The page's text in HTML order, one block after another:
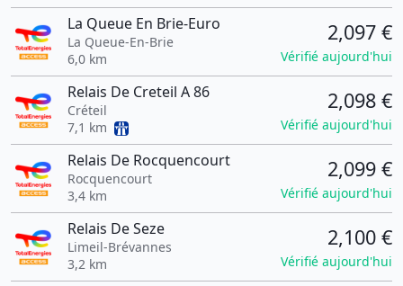
La Queue En Brie-Euro
La Queue-En-Brie
6,0 km
2,097 €
Vérifié aujourd'hui
Relais De Creteil A 86
Créteil
7,1 km
2,098 €
Vérifié aujourd'hui
Relais De Rocquencourt
Rocquencourt
3,4 km
2,099 €
Vérifié aujourd'hui
Relais De Seze
Limeil-Brévannes
3,2 km
2,100 €
Vérifié aujourd'hui